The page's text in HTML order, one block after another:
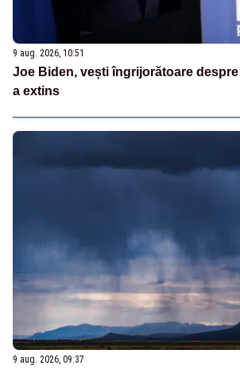
9 aug. 2026, 10:51
Joe Biden, vești îngrijorătoare
a extins
9 aug. 2026, 09:37